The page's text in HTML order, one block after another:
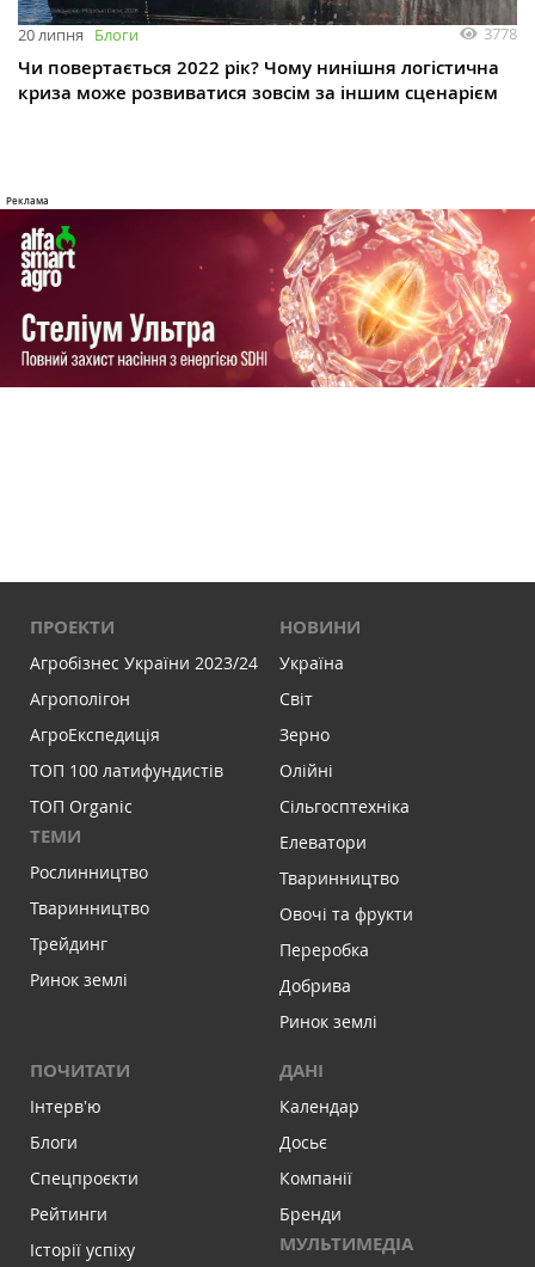
20 липня Блоги 3778
Чи повертається 2022 рік? Чому нинішня логістична
криза може розвиватися зовсім за іншим сценарієм
ПРОЕКТИ
Агробізнес України 2023/24
Агрополігон
АгроЕкспедиція
ТОП 100 латифундистів
ТОП Organic
ТЕМИ
Рослинництво
Тваринництво
Трейдинг
Ринок землі
НОВИНИ
Україна
Світ
Зерно
Олійні
Сільгосптехніка
Елеватори
Тваринництво
Овочі та фрукти
Переробка
Добрива
Ринок землі
ПОЧИТАТИ
Інтервʼю
Блоги
Спецпроєкти
Рейтинги
Історії успіху
ДАНІ
Календар
Досьє
Компанії
Бренди
МУЛЬТИМЕДІА